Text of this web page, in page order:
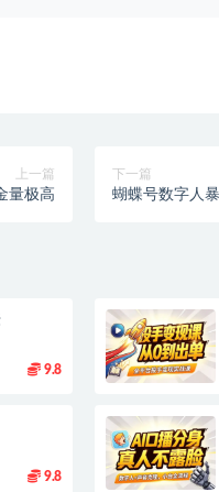
上一篇
量极高
下一篇
蝴蝶号数字人
9.8
9.8